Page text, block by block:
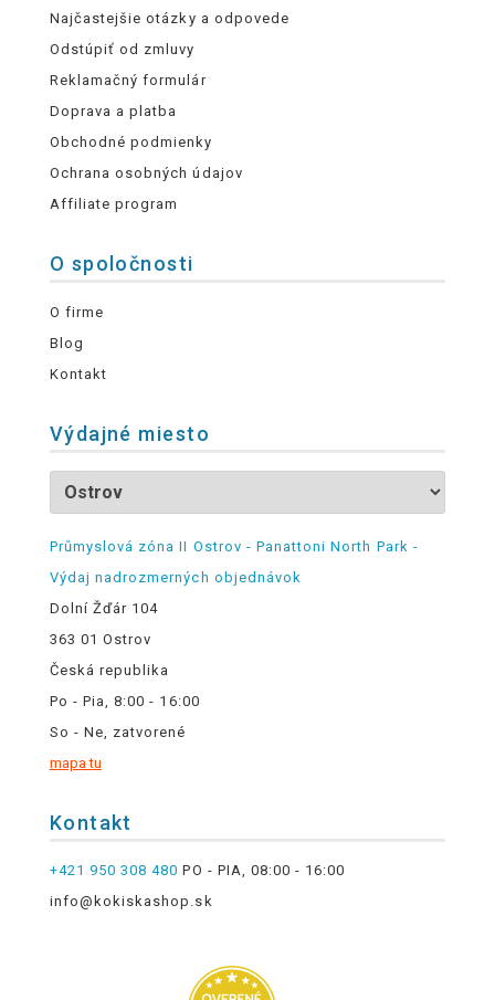
Najčastejšie otázky a odpovede
Odstúpiť od zmluvy
Reklamačný formulár
Doprava a platba
Obchodné podmienky
Ochrana osobných údajov
Affiliate program
O spoločnosti
O firme
Blog
Kontakt
Výdajné miesto
Průmyslová zóna II Ostrov - Panattoni North Park -
Výdaj nadrozmerných objednávok
Dolní Žďár 104
363 01 Ostrov
Česká republika
Po - Pia, 8:00 - 16:00
So - Ne, zatvorené
mapa tu
Kontakt
+421 950 308 480 PO - PIA, 08:00 - 16:00
info@kokiskashop.sk